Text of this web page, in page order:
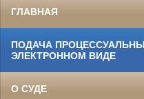
ГЛАВНАЯ
ПОДАЧА
ЭЛЕКТРОННОМ ВИДЕ
О СУДЕ